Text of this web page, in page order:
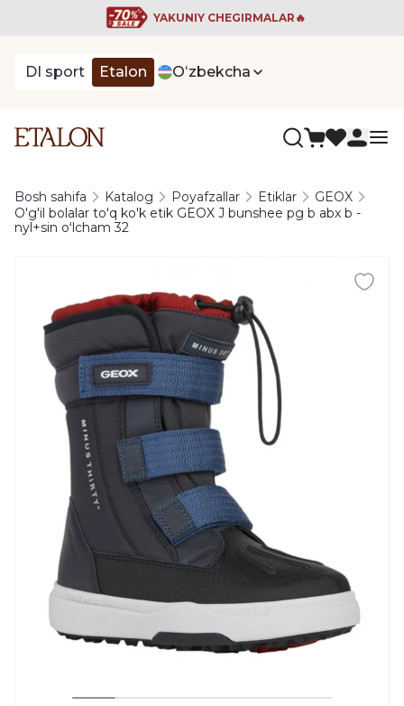
YAKUNIY CHEGIRMALAR🔥
DI sport Etalon Oʻzbekcha
Bosh sahifa Katalog Poyafzallar Etiklar
GEOX
O'g'il bolalar to'q ko'k etik GEOX J bunshee pg b abx b -
nyl+sin oʻlcham 32